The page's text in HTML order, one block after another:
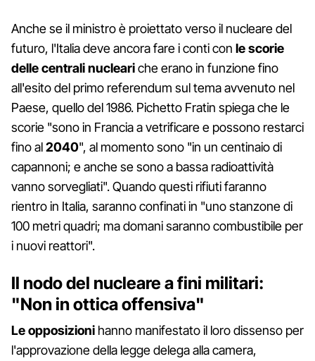
Anche se il ministro è proiettato verso il nucleare del
futuro, l'Italia deve ancora fare i conti con le scorie
delle centrali nucleariche erano in funzione fino
all'esito del primo referendum sul tema avvenuto nel
Paese, quello del 1986. Pichetto Fratin spiega che le
scorie "sono in Francia a vetrificare e possono restarci
fino al2040", al momento sono "in un centinaio di
capannoni; e anche se sono a bassa radioattività
vanno sorvegliati". Quando questi rifiuti faranno
rientro in Italia, saranno confinati in "uno stanzone di
100 metri quadri; ma domani saranno combustibile per
i nuovi reattori".
Il nodo del nucleare a fini militari:
"Non in ottica offensiva"
Le opposizioni hanno manifestato il loro dissenso per
l'approvazione della legge delega alla camera,